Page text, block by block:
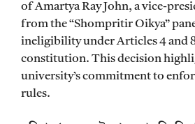
of Amartya Ray John, a vice-
from the “Shompritir Oikya”
ineligibility under Articles 4 and
constitution. This decision
university’s commitment to
rules.